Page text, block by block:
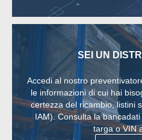
SEI UN
Accedi al nostro
le informazioni di cui hai
certezza del ricambio, listini
IAM). Consulta la
targa o VIN